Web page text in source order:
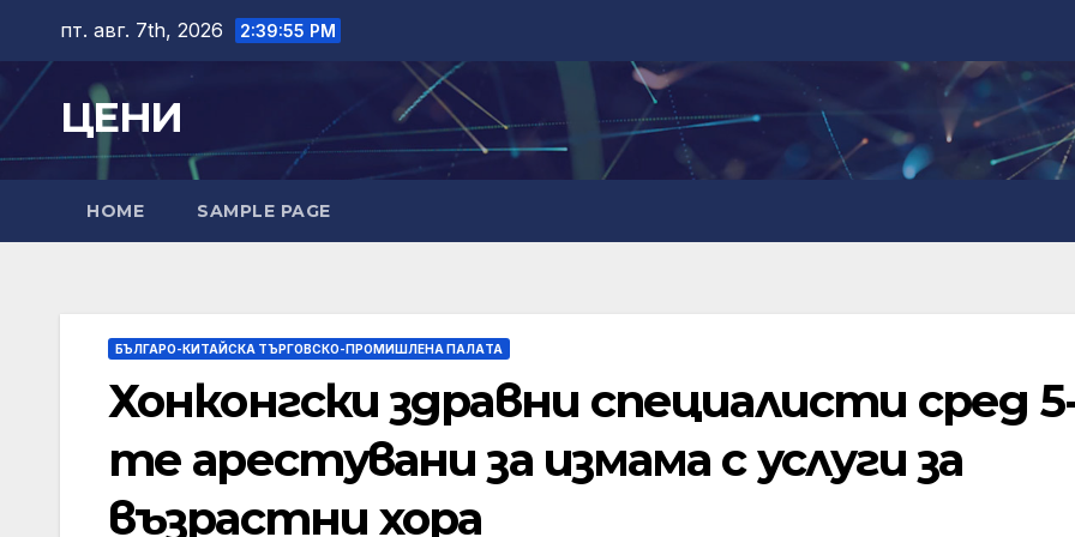
content
пт. авг. 7th, 2026 2:39:56 PM
ЦЕНИ
HOME SAMPLE PAGE
БЪЛГАРО-КИТАЙСКА ТЪРГОВСКО-ПРОМИШЛЕНА ПАЛAТА
Хонконгски здравни специалисти сред
те арестувани за измама с услуги за
възрастни хора